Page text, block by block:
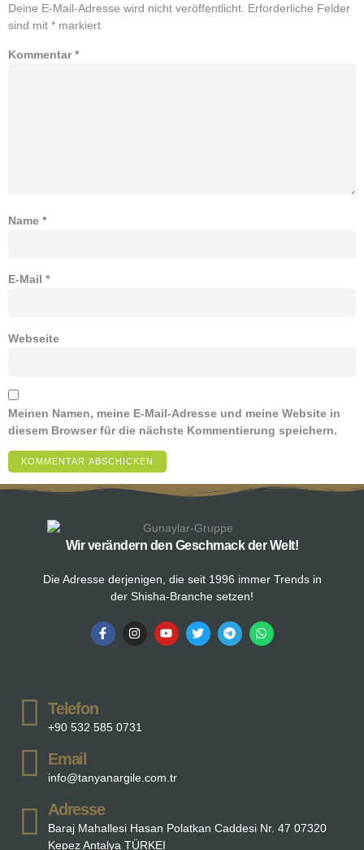
Deine E-Mail-Adresse wird nicht veröffentlicht. Erforderliche Felder
sind mit * markiert
Kommentar*
Name *
E-Mail *
Webseite
Meinen Namen, meine E-Mail-Adresse und meine Website in
diesem Browser für die nächste Kommentierung speichern.
Wir verändern den Geschmack der Welt!
Die Adresse derjenigen, die seit 1996 immer Trends in
der Shisha-Branche setzen!
Telefon
+90 532 585 0731
Email
info@tanyanargile.com.tr
Adresse
Baraj Mahallesi Hasan Polatkan Caddesi Nr. 47 07320
Kepez Antalya TÜRKEI